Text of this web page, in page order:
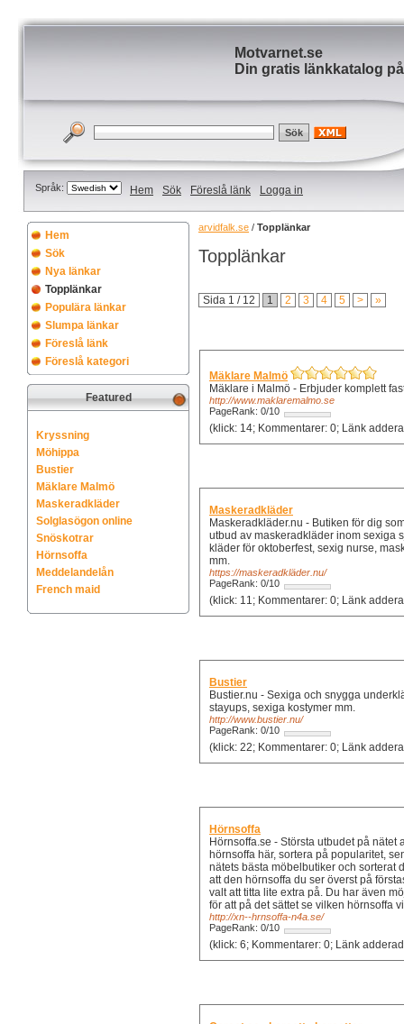
Motvarnet.se
Din gratis länkkatalog
Språk: Hem Sök Föreslå länk Logga in
Hem
Sök
Nya länkar
Topplänkar
Populära länkar
Slumpa länkar
Föreslå länk
Föreslå kategori
Featured
Kryssning
Möhippa
Bustier
Mäklare Malmö
Maskeradkläder
Solglasögon online
Snöskotrar
Hörnsoffa
Meddelandelån
French maid
arvidfalk.se / Topplänkar
Topplänkar
Sida 1 / 12 1 2 3 4 5 > »
Mäklare Malmö
Mäklare i Malmö - Erbjuder komplett
http://www.maklaremalmo.se
PageRank: 0/10
(klick: 14;
Maskeradkläder
Maskeradkläder.nu - Butiken för dig
utbud av maskeradkläder inom sexiga
kläder för oktoberfest, sexig nurse,
mm.
https://maskeradkläder.nu/
PageRank: 0/10
Bustier
Bustier.nu - Sexiga och snygga
stayups, sexiga kostymer mm.
http://www.bustier.nu/
PageRank: 0/10
(klick: 22;
Hörnsoffa
Hörnsoffa.se - Största utbudet på
hörnsoffa här, sortera på popularitet,
nätets bästa möbelbutiker och sorterat
att den hörnsoffa du ser överst på
valt att titta lite extra på. Du har även
för att på det sättet se vilken hörnsoffa
http://xn--hrnsoffa-n4a.se/
PageRank: 0/10
(klick: 6; Kommentarer: